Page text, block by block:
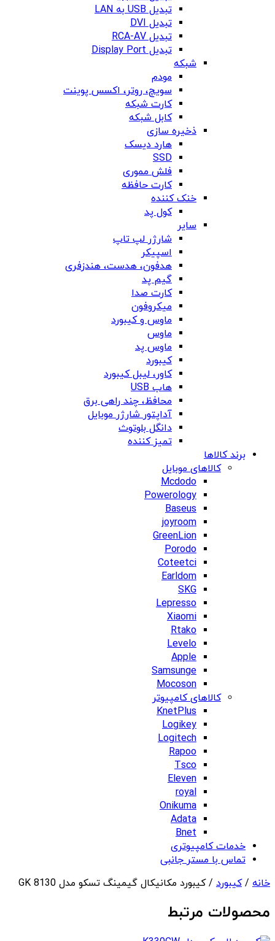
تبدیل USB به LAN
تبدیل DVI
تبدیل RCA-AV
تبدیل Display Port
شبکه
مودم
سویچ، روتر، اکسس پوینت
کارت شبکه
کابل شبکه
ذخیره سازی
هارد دیسک
SSD
فلش مموری
کارت حافظه
خنک کننده
کول پد
سایر
شارژر لپ تاپ
اسپیکر
هدفون، هدست، هندزفری
گیم پد
کارت صدا
میکروفون
ماوس و کیبورد
ماوس
ماوس پد
کیبورد
کاور، لیبل کیبورد
هاب USB
محافظ، چند راهی برق
آداپتور شارژر موبایل
دانگل بلوتوث
تمیز کننده
برند کالاها
کالاهای موبایل
Mcdodo
Powerology
Baseus
joyroom
GreenLion
Porodo
Coteetci
Earldom
SKG
Lepresso
Xiaomi
Rtako
Levelo
Apple
Samsunge
Mocoson
کالاهای کامپیوتر
KnetPlus
Logikey
Logitech
Rapoo
Tsco
Eleven
royal
Onikuma
Adata
Bnet
خدمات کامپیوتری
تماس با مستر جانبی
خانه /کیبورد / کیبورد مکانیکال گیمینگ تسکو مدل GK 8130
محصولات مرتبط